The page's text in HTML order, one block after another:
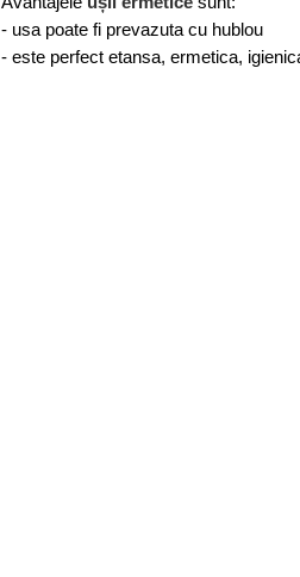
- usa poate fi prevazuta cu hublou
- este perfect etansa, ermetica,